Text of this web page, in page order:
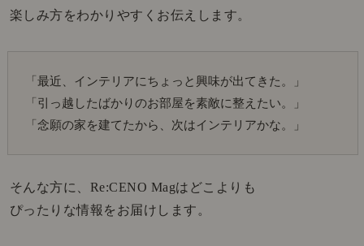
楽しみ方をわかりやすくお伝えします。
「最近、インテリアにちょっと興味が出てきた。」
「引っ越したばかりのお部屋を素敵に整えたい。」
「念願の家を建てたから、次はインテリアかな。」
そんな方に、Re:CENO Magはどこよりも
ぴったりな情報をお届けします。